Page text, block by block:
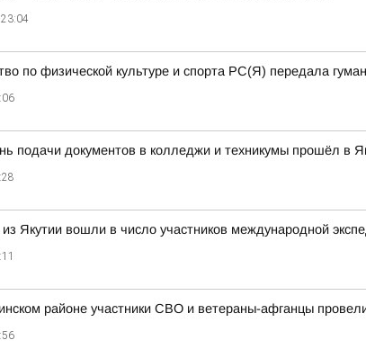
23:04
по физической культуре и спорта РС(Я) передала
подачи документов в колледжи и техникумы прошёл в
Якутии вошли в число участников международной
районе участники СВО и ветераны-афганцы